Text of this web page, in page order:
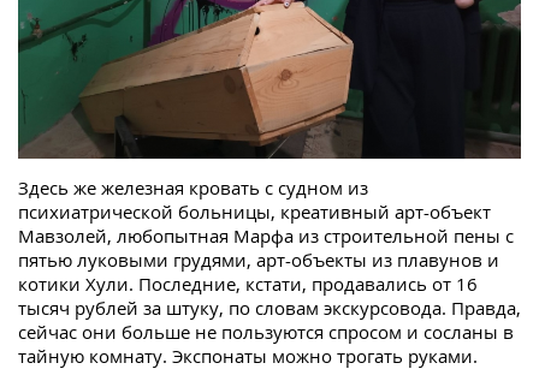
Здесь же железная кровать с судном из
психиатрической больницы, креативный арт-объект
Мавзолей, любопытная Марфа из строительной пены с
пятью луковыми грудями, арт-объекты из плавунов и
котики Хули. Последние, кстати, продавались от 16
тысяч рублей за штуку, по словам экскурсовода. Правда,
сейчас они больше не пользуются спросом и сосланы в
тайную комнату. Экспонаты можно трогать руками.